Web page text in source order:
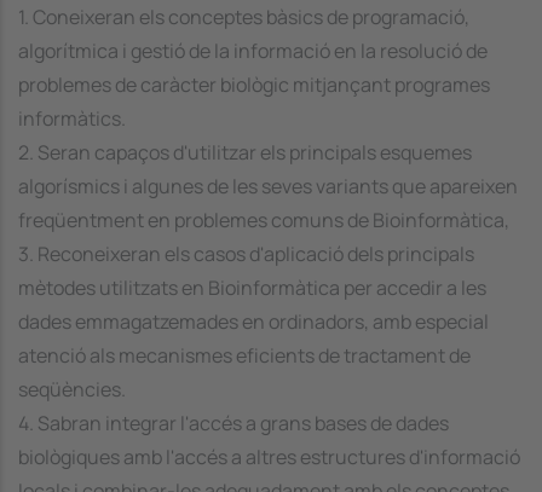
1. Coneixeran els conceptes bàsics de programació,
algorítmica i gestió de la informació en la resolució de
problemes de caràcter biològic mitjançant programes
informàtics.
2. Seran capaços d'utilitzar els principals esquemes
algorísmics i algunes de les seves variants que apareixen
freqüentment en problemes comuns de Bioinformàtica,
3. Reconeixeran els casos d'aplicació dels principals
mètodes utilitzats en Bioinformàtica per accedir a les
dades emmagatzemades en ordinadors, amb especial
atenció als mecanismes eficients de tractament de
seqüències.
4. Sabran integrar l'accés a grans bases de dades
biològiques amb l'accés a altres estructures d'informació